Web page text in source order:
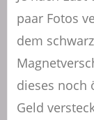
paar Fotos
dem
dieses noch
Geld